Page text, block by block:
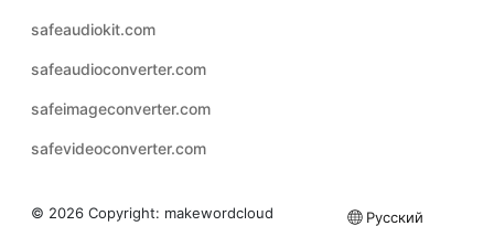
safeaudiokit.com
safeaudioconverter.com
safeimageconverter.com
safevideoconverter.com
© 2026 Copyright: makewordcloud Русский